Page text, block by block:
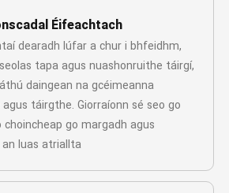
Éifeachtach
dearadh lúfar a chur i bhfeidhm,
tapa agus nuashonruithe táirgí,
daingean na gcéimeanna
táirgthe. Giorraíonn sé seo go
go margadh agus
luas atriallta